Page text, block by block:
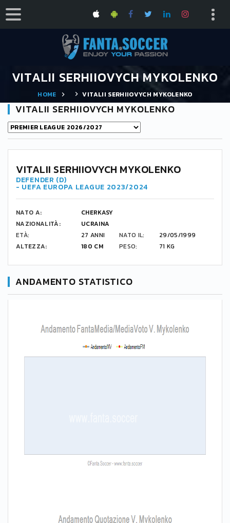
VITALII SERHIIOVYCH MYKOLENKO
HOME VITALII SERHIIOVYCH MYKOLENKO
VITALII SERHIIOVYCH MYKOLENKO
VITALII SERHIIOVYCH MYKOLENKO
DEFENDER (D)
- UEFA EUROPA LEAGUE 2023/2024
NATO A:
CHERKASY
NAZIONALITÀ:
UCRAINA
ETÀ:
27 ANNI NATO IL:
29/05/1999
ALTEZZA:
180 CM PESO: 71 KG
ANDAMENTO STATISTICO